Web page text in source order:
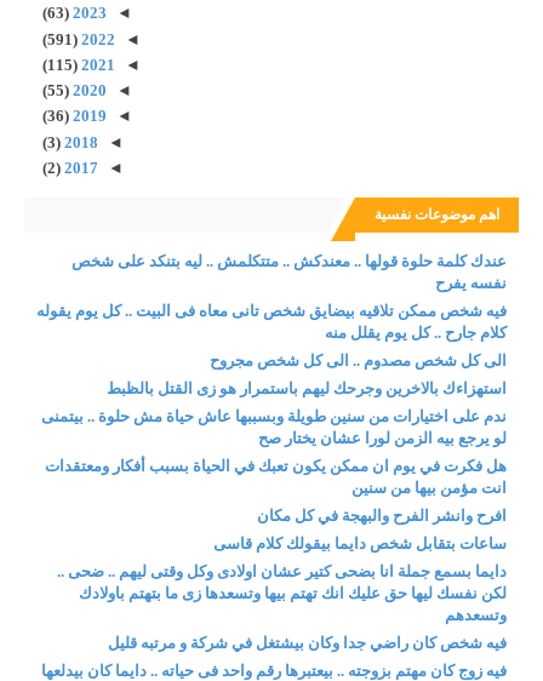
◄
2023
(63)
◄
2022
(591)
◄
2021
(115)
◄
2020
(55)
◄
2019
(36)
◄
2018
(3)
◄
2017
(2)
اهم موضوعات نفسية
عندك كلمة حلوة قولها .. معندكش .. متتكلمش .. ليه بتنكد على شخص
نفسه يفرح
فيه شخص ممكن تلاقيه بيضايق شخص تانى معاه فى البيت .. كل يوم يقوله
كلام جارح .. كل يوم يقلل منه
الى كل شخص مصدوم .. الى كل شخص مجروح
استهزاءك بالاخرين وجرحك ليهم باستمرار هو زى القتل بالظبط
ندم على اختيارات من سنين طويلة وبسببها عاش حياة مش حلوة .. بيتمنى
لو يرجع بيه الزمن لورا عشان يختار صح
هل فكرت في يوم ان ممكن يكون تعبك في الحياة بسبب أفكار ومعتقدات
انت مؤمن بيها من سنين
افرح وانشر الفرح والبهجة في كل مكان
ساعات بتقابل شخص دايما بيقولك كلام قاسى
دايما بسمع جملة انا بضحى كتير عشان اولادى وكل وقتى ليهم .. ضحى ..
لكن نفسك ليها حق عليك انك تهتم بيها وتسعدها زى ما بتهتم باولادك
وتسعدهم
فيه شخص كان راضي جدا وكان بيشتغل في شركة و مرتبه قليل
فيه زوج كان مهتم بزوجته .. بيعتبرها رقم واحد فى حياته .. دايما كان بيدلعها